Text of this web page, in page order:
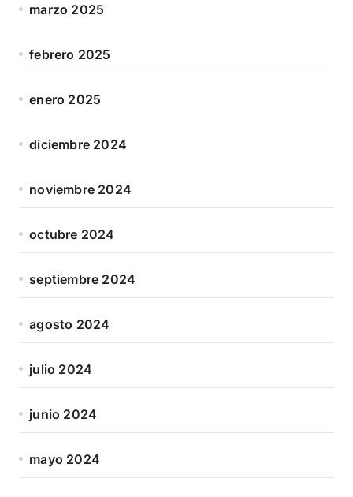
marzo 2025
febrero 2025
enero 2025
diciembre 2024
noviembre 2024
octubre 2024
septiembre 2024
agosto 2024
julio 2024
junio 2024
mayo 2024